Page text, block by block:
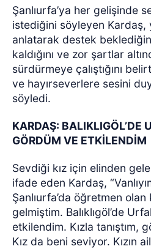
Şanlıurfa’ya her gelişinde
istediğini söyleyen Kardaş,
anlatarak destek
kaldığını ve zor şartlar
sürdürmeye çalıştığını
ve hayırseverlere sesini
söyledi.
KARDAŞ: BALIKLIGÖL’DE
GÖRDÜM VE ETKİLENDİM
Sevdiği kız için elinden
ifade eden Kardaş,
Şanlıurfa’da öğretmen
gelmiştim. Balıklıgöl’de
etkilendim. Kızla tanıştım,
Kız da beni seviyor. Kızın